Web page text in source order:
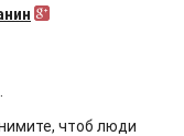
чтоб люди